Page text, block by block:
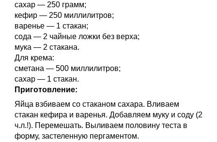
сахар — 250 грамм;
кефир — 250 миллилитров;
варенье — 1 стакан;
сода — 2 чайные ложки без верха;
мука — 2 стакана.
Для крема:
сметана — 500 миллилитров;
сахар — 1 стакан.
Приготовление:
Яйца взбиваем со стаканом сахара. Вливаем
стакан кефира и варенья. Добавляем муку и соду (2
ч.л.!). Перемешать. Выливаем половину теста в
форму, застеленную пергаментом.